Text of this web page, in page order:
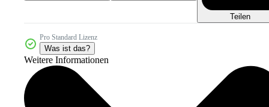
Teilen
Pro Standard Lizenz
Was ist das?
Weitere Informationen